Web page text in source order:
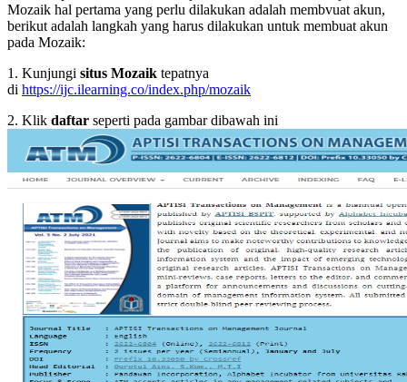
Mozaik hal pertama yang perlu dilakukan adalah membvuat akun,
berikut adalah langkah yang harus dilakukan untuk membuat akun
pada Mozaik:
1. Kunjungi situs Mozaik tepatnya
di https://ijc.ilearning.co/index.php/mozaik
2. Klik daftar seperti pada gambar dibawah ini